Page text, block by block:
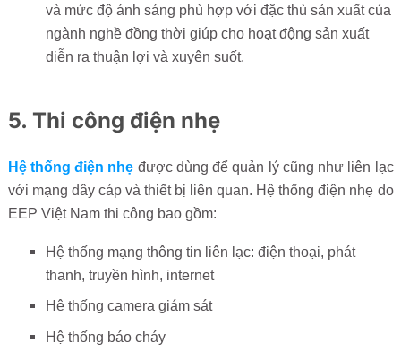
và mức độ ánh sáng phù hợp với đặc thù sản xuất của
ngành nghề đồng thời giúp cho hoạt động sản xuất
diễn ra thuận lợi và xuyên suốt.
5. Thi công điện nhẹ
Hệ thống điện nhẹ được dùng để quản lý cũng như liên lạc
với mạng dây cáp và thiết bị liên quan. Hệ thống điện nhẹ do
EEP Việt Nam thi công bao gồm:
Hệ thống mạng thông tin liên lạc: điện thoại, phát
thanh, truyền hình, internet
Hệ thống camera giám sát
Hệ thống báo cháy